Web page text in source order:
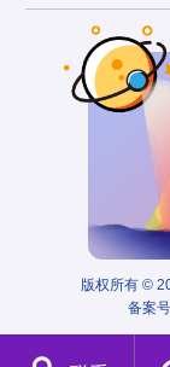
版权所有 ©
备案号